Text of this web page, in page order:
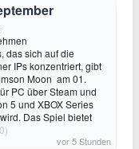
das sich auf die
IPs konzentriert, gibt
Moon am 01.
PC über Steam und
5 und XBOX Series
Das Spiel bietet
vor 5 Stunden